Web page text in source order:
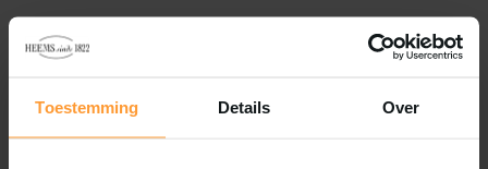
Toestemming Details Over
Reviews
Er zijn nog geen reviews geschreven over dit product..